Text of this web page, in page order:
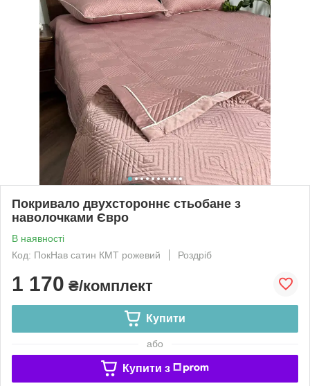
Покривало двухстороннє стьобане з
наволочками Євро
В наявності
Код: ПокНав сатин КМТ рожевий
Роздріб
1 170 ₴/комплект
Купити
або
Купити з